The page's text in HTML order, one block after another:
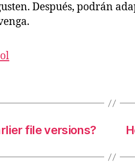
Después, podrán
file versions?